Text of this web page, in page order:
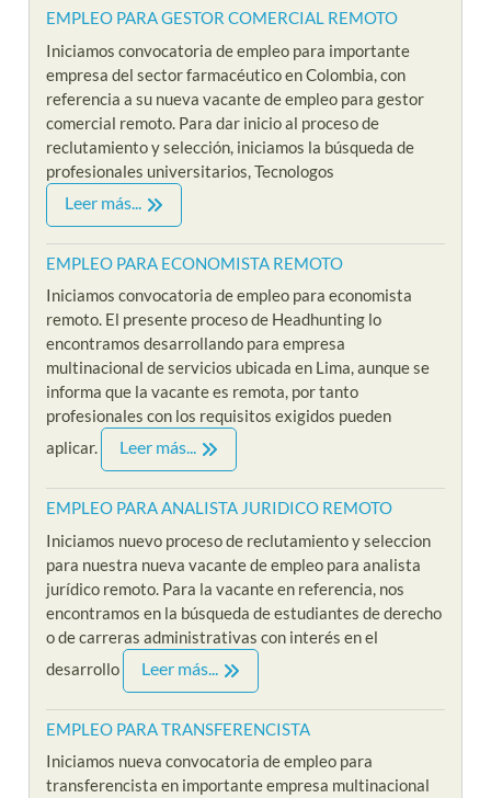
EMPLEO PARA GESTOR COMERCIAL REMOTO
Iniciamos convocatoria de empleo para importante
empresa del sector farmacéutico en Colombia, con
referencia a su nueva vacante de empleo para gestor
comercial remoto. Para dar inicio al proceso de
reclutamiento y selección, iniciamos la búsqueda de
profesionales universitarios, Tecnologos
Leer más...
EMPLEO PARA ECONOMISTA REMOTO
Iniciamos convocatoria de empleo para economista
remoto. El presente proceso de Headhunting lo
encontramos desarrollando para empresa
multinacional de servicios ubicada en Lima, aunque se
informa que la vacante es remota, por tanto
profesionales con los requisitos exigidos pueden
aplicar.
Leer más...
EMPLEO PARA ANALISTA JURIDICO REMOTO
Iniciamos nuevo proceso de reclutamiento y seleccion
para nuestra nueva vacante de empleo para analista
jurídico remoto. Para la vacante en referencia, nos
encontramos en la búsqueda de estudiantes de derecho
o de carreras administrativas con interés en el
desarrollo
Leer más...
EMPLEO PARA TRANSFERENCISTA
Iniciamos nueva convocatoria de empleo para
transferencista en importante empresa multinacional